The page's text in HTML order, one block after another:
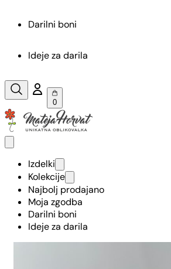
Darilni boni
Ideje za darila
0
Izdelki
Kolekcije
Najbolj prodajano
Moja zgodba
Darilni boni
Ideje za darila